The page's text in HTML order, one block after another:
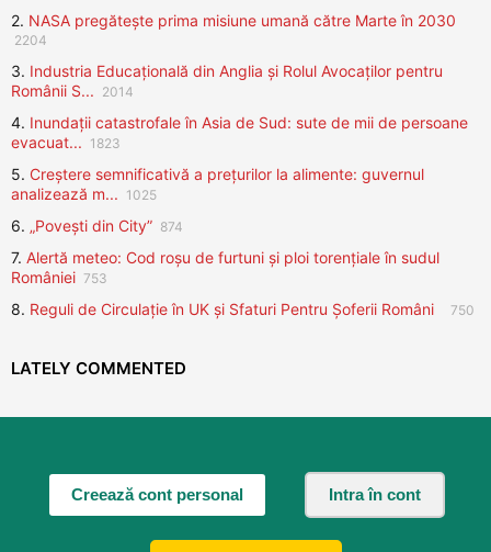
2. NASA pregătește prima misiune umană către Marte în 2030
2204
3. Industria Educațională din Anglia și Rolul Avocaților pentru
Românii S... 2014
4. Inundații catastrofale în Asia de Sud: sute de mii de persoane
evacuat... 1823
5. Creștere semnificativă a prețurilor la alimente: guvernul
analizează m... 1025
6. „Povești din City” 874
7. Alertă meteo: Cod roșu de furtuni și ploi torențiale în sudul
României 753
8. Reguli de Circulație în UK și Sfaturi Pentru Șoferii Români 750
LATELY COMMENTED
Creează cont personal Intra în cont